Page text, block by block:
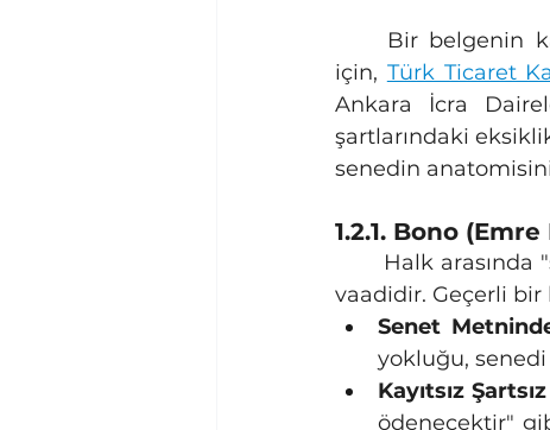
için, Türk Ticaret
Ankara İcra
şartlarındaki
senedin
1.2.1. Bono
vaadidir. Geçerli bir
Senet
yokluğu,
Kayıtsız
ödenecektir"